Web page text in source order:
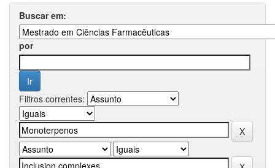
Buscar em:
por
Filtros correntes: